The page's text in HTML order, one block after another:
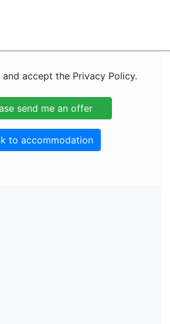
and accept the Privacy Policy.
to accommodation